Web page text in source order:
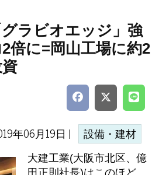
ラビオエッジ」強
倍に=岡山工場に約2
年06月19日 | 設備・建材
大建工業(大阪市北区、億
田正則社長)はこのほど、